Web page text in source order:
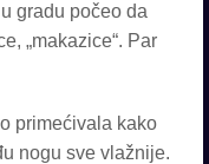
gradu počeo da
„makazice“. Par
primećivala kako
nogu sve vlažnije.